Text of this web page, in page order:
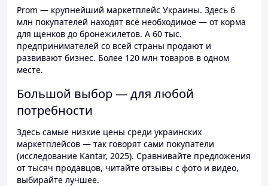
Prom — крупнейший маркетплейс Украины. Здесь 6
млн покупателей находят всё необходимое — от корма
для щенков до бронежилетов. А 60 тыс.
предпринимателей со всей страны продают и
развивают бизнес. Более 120 млн товаров в одном
месте.
Большой выбор — для любой
потребности
Здесь самые низкие цены среди украинских
маркетплейсов — так говорят сами покупатели
(исследование Kantar, 2025). Сравнивайте предложения
от тысяч продавцов, читайте отзывы с фото и видео,
выбирайте лучшее.